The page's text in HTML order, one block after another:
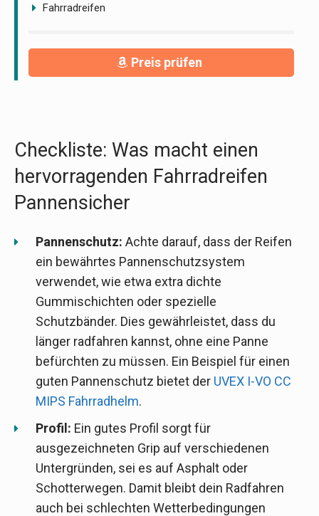
Fahrradreifen
Preis prüfen
Checkliste: Was macht einen
hervorragenden Fahrradreifen
Pannensicher
Pannenschutz: Achte darauf, dass der Reifen
ein bewährtes Pannenschutzsystem
verwendet, wie etwa extra dichte
Gummischichten oder spezielle
Schutzbänder. Dies gewährleistet, dass du
länger radfahren kannst, ohne eine Panne
befürchten zu müssen. Ein Beispiel für einen
guten Pannenschutz bietet der UVEX I-VO CC
MIPS Fahrradhelm.
Profil: Ein gutes Profil sorgt für
ausgezeichneten Grip auf verschiedenen
Untergründen, sei es auf Asphalt oder
Schotterwegen. Damit bleibt dein Radfahren
auch bei schlechten Wetterbedingungen